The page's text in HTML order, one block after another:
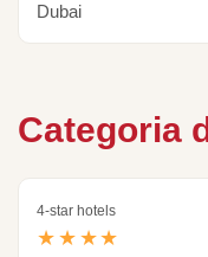
Dubai
Categoria
4-star hotels
★★★★